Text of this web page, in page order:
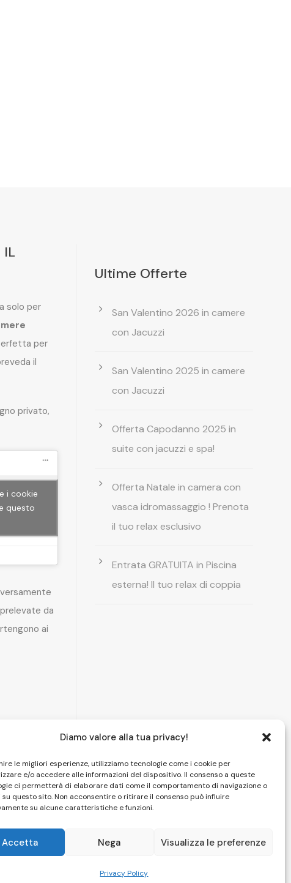
Diamo valore alla tua privacy!
le migliori esperienze, utilizziamo tecnologie come i cookie per
e/o accedere alle informazioni del dispositivo. Il consenso a queste
ci permetterà di elaborare dati come il comportamento di navigazione o
su questo sito. Non acconsentire o ritirare il consenso può influire
su alcune caratteristiche e funzioni.
Accetta Nega Visualizza le preferenze
Privacy Policy
solo per
per
il
privato,
i cookie
questo
da
ai
Ultime Offerte
San Valentino 2026 in camere
con Jacuzzi
San Valentino 2025 in camere
con Jacuzzi
Offerta Capodanno 2025 in
suite con jacuzzi e spa!
Offerta Natale in camera con
vasca idromassaggio ! Prenota
il tuo relax esclusivo
Entrata GRATUITA in Piscina
esterna! Il tuo relax di coppia